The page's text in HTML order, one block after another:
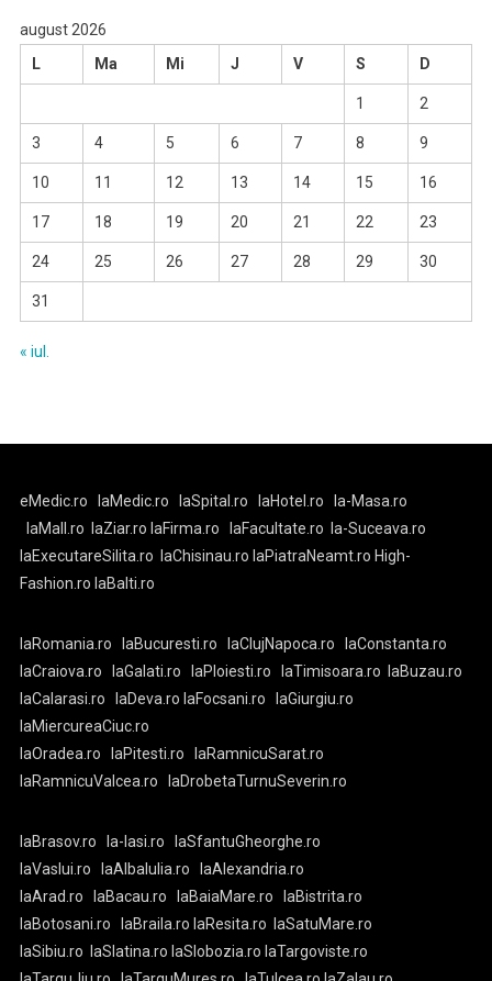
august 2026
L
Ma Mi J V S D
1 2
3 4 5 6 7 8 9
10 11 12 13 14 15 16
17 18 19 20 21 22 23
24 25 26 27 28 29 30
31
« iul.
eMedic.ro laMedic.ro laSpital.ro laHotel.ro
la-Masa.ro
laMall.ro
laZiar.ro laFirma.ro laFacultate.ro
la-Suceava.ro
laExecutareSilita.ro
laChisinau.ro laPiatraNeamt.ro High-
Fashion.ro laBalti.ro
laRomania.ro laBucuresti.ro laClujNapoca.ro
laConstanta.ro
laCraiova.ro
laGalati.ro laPloiesti.ro laTimisoara.ro
laBuzau.ro
laCalarasi.ro
laDeva.ro laFocsani.ro
laGiurgiu.ro
laMiercureaCiuc.ro
laOradea.ro
laPitesti.ro
laRamnicuSarat.ro
laRamnicuValcea.ro
laDrobetaTurnuSeverin.ro
laBrasov.ro la-Iasi.ro
laSfantuGheorghe.ro
laVaslui.ro
laAlbaIulia.ro
laAlexandria.ro
laArad.ro
laBacau.ro laBaiaMare.ro
laBistrita.ro
laBotosani.ro
laBraila.ro laResita.ro
laSatuMare.ro
laSibiu.ro
laSlatina.ro laSlobozia.ro laTargoviste.ro